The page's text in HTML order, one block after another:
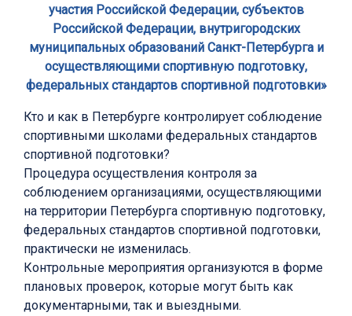
участия Российской Федерации, субъектов
Российской Федерации, внутригородских
муниципальных образований Санкт-Петербурга и
осуществляющими спортивную подготовку,
федеральных стандартов спортивной подготовки»
Кто и как в Петербурге контролирует соблюдение
спортивными школами федеральных стандартов
спортивной подготовки?
Процедура осуществления контроля за
соблюдением организациями, осуществляющими
на территории Петербурга спортивную подготовку,
федеральных стандартов спортивной подготовки,
практически не изменилась.
Контрольные мероприятия организуются в форме
плановых проверок, которые могут быть как
документарными, так и выездными.